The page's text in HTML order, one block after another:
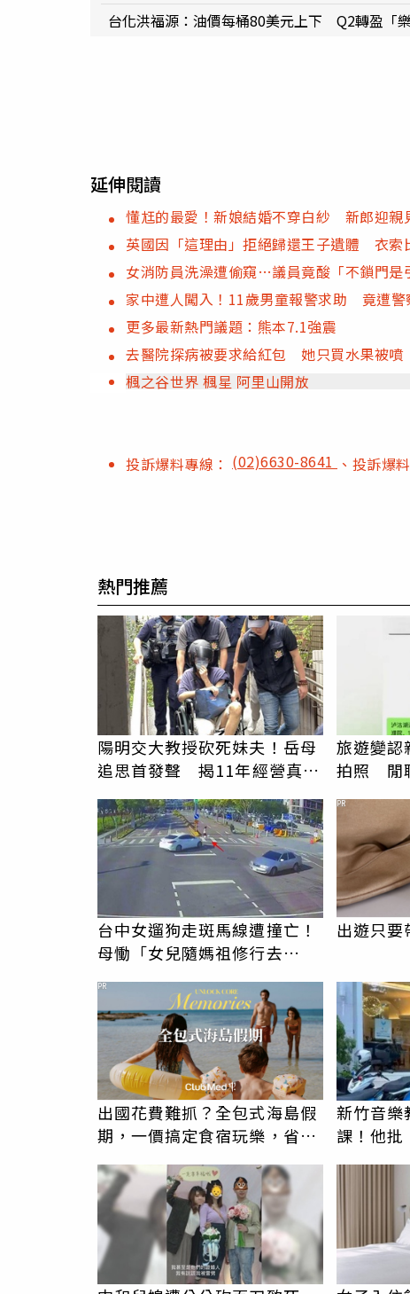
台化洪福源：油價每桶80美元上下 Q2轉盈「樂
延伸閱讀
懂尪的最愛！新娘結婚不穿白紗 新郎迎親
英國因「這理由」拒絕歸還王子遺體 衣索
女消防員洗澡遭偷窺…議員竟酸「不鎖門
家中遭人闖入！11歲男童報警求助 竟遭警
更多最新熱門議題：熊本7.1強震
去醫院探病被要求給紅包 她只買水果被噴
楓之谷世界 楓星 阿里山開放
投訴爆料專線： (02)6630-8641 、投訴爆
熱門推薦
陽明交大教授砍死妹夫！岳母
追思首發聲 揭11年經營真相
旅遊變認
拍照 閒
台中女遛狗走斑馬線遭撞亡！
母慟「女兒隨媽祖修行去
出遊只要
PR
出國花費難抓？全包式海島假
期，一價搞定食宿玩樂，省錢
更省心！
PR
新竹音樂
課！他
駁：閉上